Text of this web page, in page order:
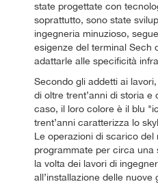
state progettate con
soprattutto, sono state
ingegneria minuzioso,
esigenze del terminal Sech
adattarle alle specificità
Secondo gli addetti ai
di oltre trent’anni di storia
caso, il loro colore è il blu
trent’anni caratterizza lo
Le operazioni di scarico del
programmate per circa una
la volta dei lavori di
all’installazione delle